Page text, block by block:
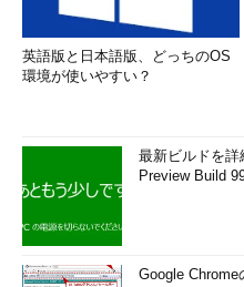
英語版と日本語版、どっちのOS
環境が使いやすい？
最新ビルドを詳
Preview Build
Google Chrome